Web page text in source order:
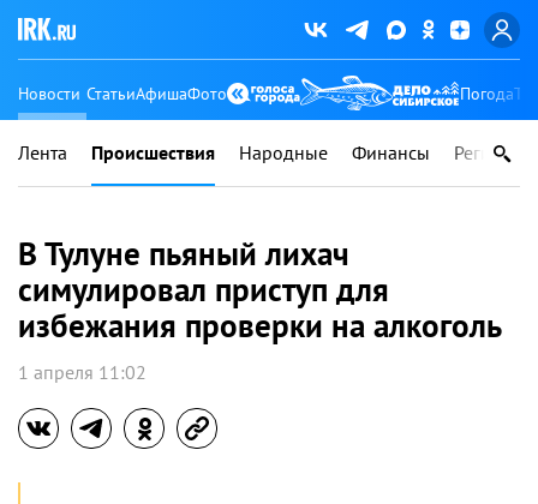
Новости СтатьиАфишаФото Погода
Лента Происшествия Народные Финансы Регионы
В Тулуне пьяный лихач
симулировал приступ для
избежания проверки на алкоголь
1 апреля 11:02